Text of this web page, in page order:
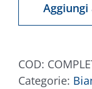
COD:
Categorie: